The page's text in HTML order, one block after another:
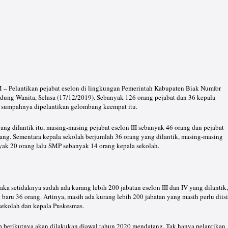
Pelantikan pejabat eselon di lingkungan Pemerintah Kabupaten Biak Numfor
Wanita, Selasa (17/12/2019). Sebanyak 126 orang pejabat dan 36 kepala
dipelantikan gelombang keempat itu.
dilantik itu, masing-masing pejabat eselon III sebanyak 46 orang dan pejabat
Sementara kepala sekolah berjumlah 36 orang yang dilantik, masing-masing
20 orang lalu SMP sebanyak 14 orang kepala sekolah.
setidaknya sudah ada kurang lebih 200 jabatan eselon III dan IV yang dilantik,
baru 36 orang. Artinya, masih ada kurang lebih 200 jabatan yang masih perlu
dan kepala Puskesmas.
berikutnya akan dilakukan diawal tahun 2020 mendatang. Tak hanya pelantikan